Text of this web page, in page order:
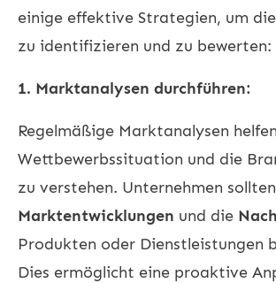
einige effektive Strategien, um
zu identifizieren und zu bewerten:
1. Marktanalysen durchführen:
Regelmäßige Marktanalysen
Wettbewerbssituation und die
zu verstehen. Unternehmen
Marktentwicklungen und die
Produkten oder Dienstleistungen
Dies ermöglicht eine proaktive